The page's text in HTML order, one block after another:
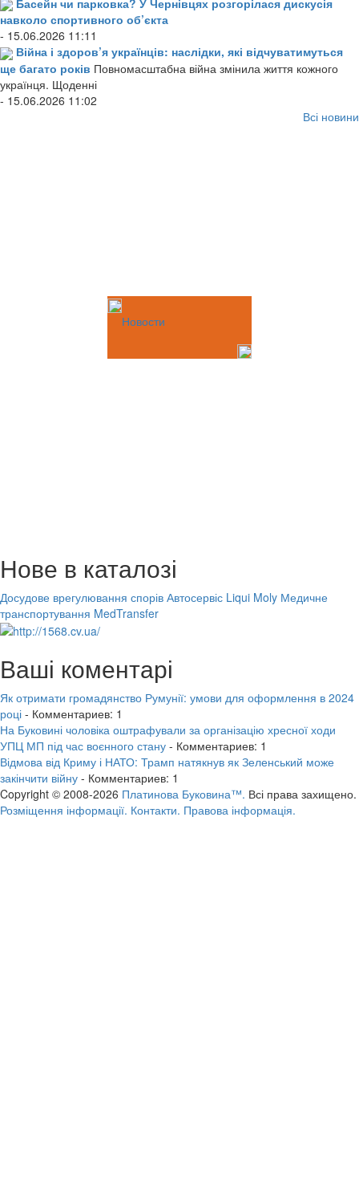
навколо спортивного об’єкта
- 15.06.2026 11:11
Війна і здоров’я українців: наслідки, які відчуватимуться
ще багато років Повномасштабна війна змінила життя кожного
українця. Щоденні
- 15.06.2026 11:02
Всі новини
Новости
Нове в каталозі
Досудове врегулювання спорів Автосервіс Liqui Moly Медичне
транспортування MedTransfer
Ваші коментарі
Як отримати громадянство Румунії: умови для оформлення в 2024
році - Комментариев: 1
На Буковині чоловіка оштрафували за організацію хресної ходи
УПЦ МП під час воєнного стану - Комментариев: 1
Відмова від Криму і НАТО: Трамп натякнув як Зеленський може
закінчити війну - Комментариев: 1
Copyright © 2008-2026 Платинова Буковина™. Всі права захищено.
Розміщення інформації. Контакти. Правова інформація.